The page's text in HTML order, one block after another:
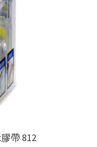
帶 812